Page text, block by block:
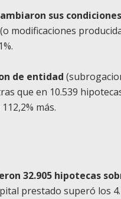
sus
modificaciones
de entidad
que en 10.539
más.
32.905 hipotecas
prestado superó los